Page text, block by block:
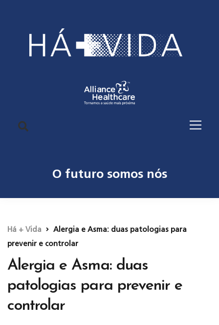
O futuro somos nós
Há + Vida
Alergia e Asma: duas patologias para
prevenir e controlar
Alergia e Asma: duas
patologias para prevenir e
controlar